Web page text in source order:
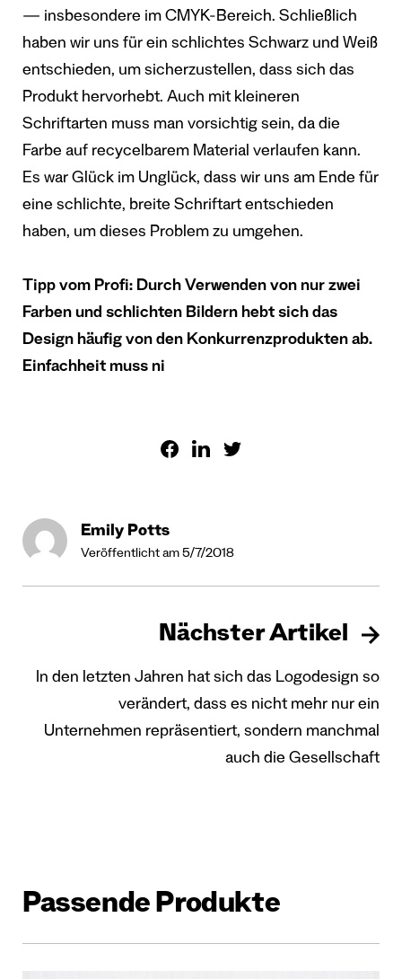
— insbesondere im CMYK-Bereich. Schließlich
haben wir uns für ein schlichtes Schwarz und Weiß
entschieden, um sicherzustellen, dass sich das
Produkt hervorhebt. Auch mit kleineren
Schriftarten muss man vorsichtig sein, da die
Farbe auf recycelbarem Material verlaufen kann.
Es war Glück im Unglück, dass wir uns am Ende für
eine schlichte, breite Schriftart entschieden
haben, um dieses Problem zu umgehen.
Tipp vom Profi: Durch Verwenden von nur zwei
Farben und schlichten Bildern hebt sich das
Design häufig von den Konkurrenzprodukten ab.
Einfachheit muss ni
Emily Potts
Veröffentlicht am 5/7/2018
Nächster Artikel
In den letzten Jahren hat sich das Logodesign so
verändert, dass es nicht mehr nur ein
Unternehmen repräsentiert, sondern manchmal
auch die Gesellschaft
Passende Produkte